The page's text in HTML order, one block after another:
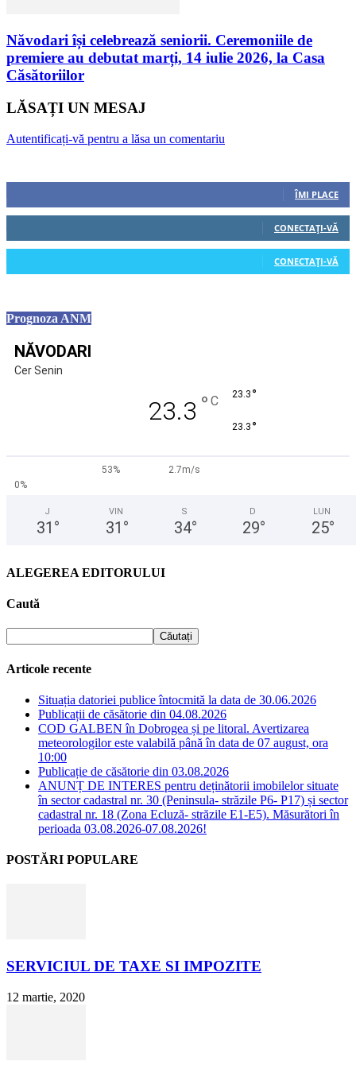
Năvodari își celebrează seniorii. Ceremoniile de
premiere au debutat marți, 14 iulie 2026, la Casa
Căsătoriilor
LĂSAȚI UN MESAJ
Autentificați-vă pentru a lăsa un comentariu
ÎMI PLACE
CONECTAȚI-VĂ
CONECTAȚI-VĂ
Prognoza ANM
NĂVODARI
Cer Senin
23.3 ° C 23.3 °
23.3 °
53%
2.7m/s
0%
J
31 °
VIN
31 °
S
34°
D
29°
LUN
25°
ALEGEREA EDITORULUI
Caută
Articole recente
Situația datoriei publice întocmită la data de 30.06.2026
Publicații de căsătorie din 04.08.2026
COD GALBEN în Dobrogea și pe litoral. Avertizarea
meteorologilor este valabilă până în data de 07 august, ora
10:00
Publicație de căsătorie din 03.08.2026
ANUNȚ DE INTERES pentru deținătorii imobilelor situate
în sector cadastral nr. 30 (Peninsula- străzile P6- P17) și sector
cadastral nr. 18 (Zona Ecluză- străzile E1-E5). Măsurători în
perioada 03.08.2026-07.08.2026!
POSTĂRI POPULARE
SERVICIUL DE TAXE SI IMPOZITE
12 martie, 2020